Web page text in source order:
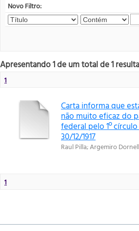
Novo Filtro:
Apresentando 1 de um total de 1
1
Carta informa que
não muito eficaz do
federal pelo 1º
30/12/1917
Raul Pilla;Argemiro
1